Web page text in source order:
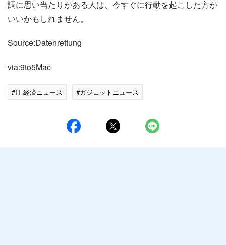
調に思い当たりがある人は、今すぐに行動を起こした方が
いいかもしれません。
Source:Datenrettung
via:9to5Mac
#IT 経済ニュース #ガジェットニュース